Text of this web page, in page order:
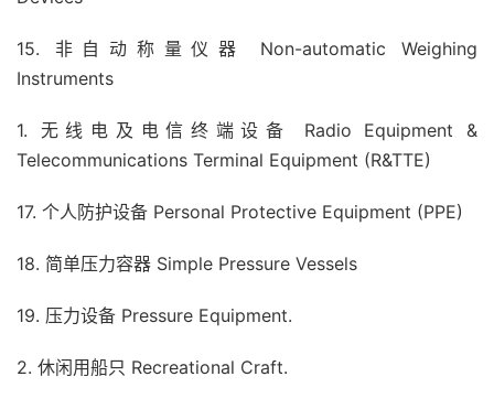
15. 非自动称量仪器 Non-automatic Weighing
Instruments
1. 无线电及电信终端设备 Radio Equipment &
Telecommunications Terminal Equipment (R&TTE)
17. 个人防护设备 Personal Protective Equipment (PPE)
18. 简单压力容器 Simple Pressure Vessels
19. 压力设备 Pressure Equipment.
2. 休闲用船只 Recreational Craft.